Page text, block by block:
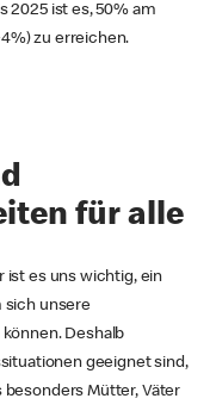
2025 ist es, 50% am
zu erreichen.
für alle
ist es uns wichtig, ein
sich unsere
Deshalb
geeignet sind,
Mütter, Väter